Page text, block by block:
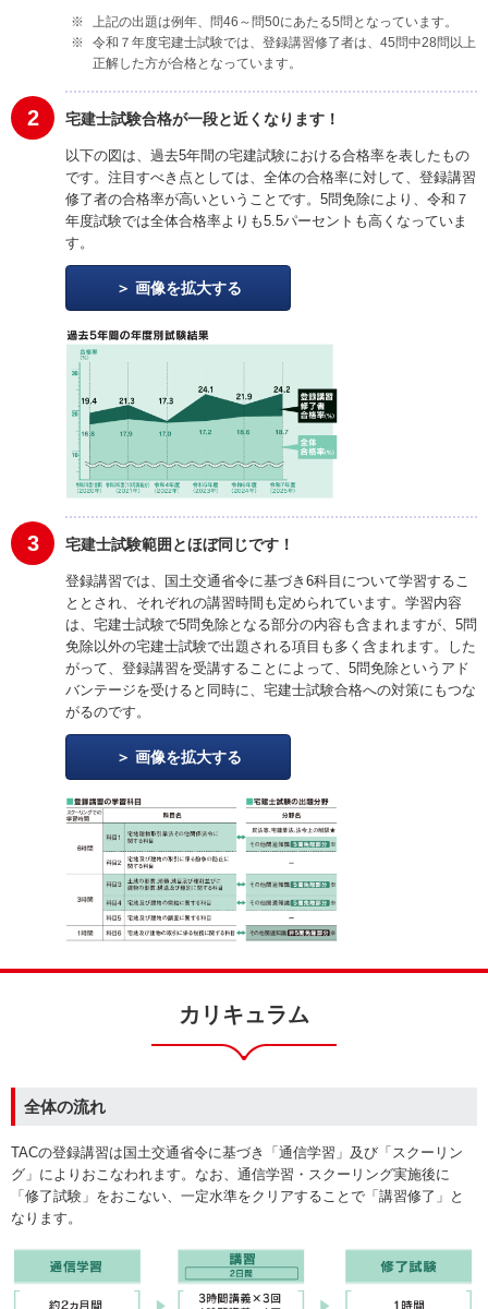
上記の出題は例年、問46～問50にあたる5問となっています。
令和７年度宅建士試験では、登録講習修了者は、45問中28問以上
正解した方が合格となっています。
2 宅建士試験合格が一段と近くなります！
以下の図は、過去5年間の宅建試験における合格率を表したもの
です。注目すべき点としては、全体の合格率に対して、登録講習
修了者の合格率が高いということです。5問免除により、令和７
年度試験では全体合格率よりも5.5パーセントも高くなっていま
す。
画像を拡大する
3 宅建士試験範囲とほぼ同じです！
登録講習では、国土交通省令に基づき6科目について学習するこ
ととされ、それぞれの講習時間も定められています。学習内容
は、宅建士試験で5問免除となる部分の内容も含まれますが、5問
免除以外の宅建士試験で出題される項目も多く含まれます。した
がって、登録講習を受講することによって、5問免除というアド
バンテージを受けると同時に、宅建士試験合格への対策にもつな
がるのです。
画像を拡大する
カリキュラム
全体の流れ
TACの登録講習は国土交通省令に基づき「通信学習」及び「スクーリン
グ」によりおこなわれます。なお、通信学習・スクーリング実施後に
「修了試験」をおこない、一定水準をクリアすることで「講習修了」と
なります。